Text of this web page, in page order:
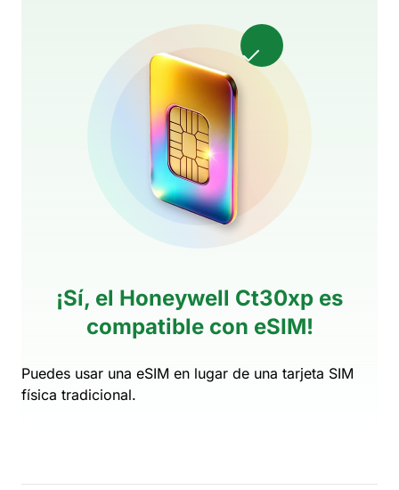
¡Sí, el Honeywell Ct30xp es
compatible con eSIM!
Puedes usar una eSIM en lugar de una tarjeta SIM
física tradicional.